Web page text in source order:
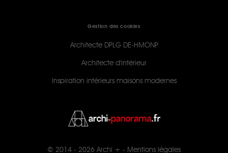
Gestion des cookies
Architecte DPLG DE-HMONP
Architecte d'intérieur
Inspiration intérieurs maisons modernes
© 2014 - 2026 Archi + - Mentions légales